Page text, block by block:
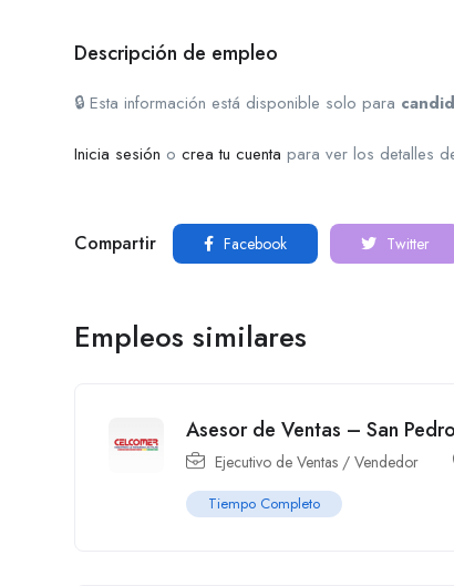
Descripción de empleo
🔒 Esta información está disponible solo para
Inicia sesión o crea tu cuenta para ver los detalles
Compartir Facebook Twitter
Empleos similares
Asesor de Ventas – San
Ejecutivo de Ventas / Vendedor
Tiempo Completo